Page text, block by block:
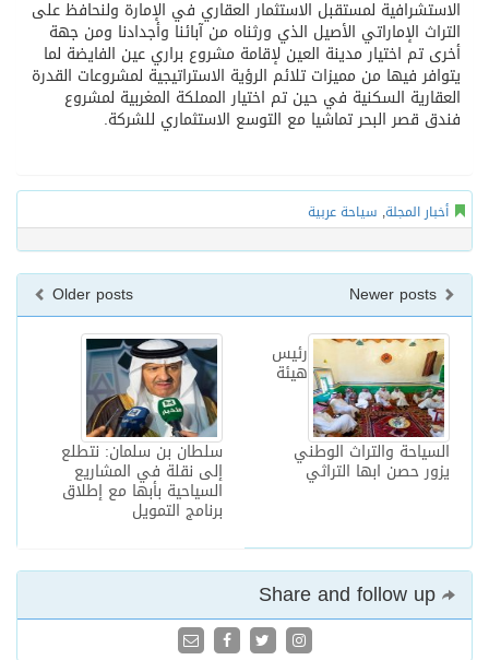
الاستشرافية لمستقبل الاستثمار العقاري في الإمارة ولنحافظ على
التراث الإماراتي الأصيل الذي ورثناه من آبائنا وأجدادنا ومن جهة
أخرى تم اختيار مدينة العين لإقامة مشروع براري عين الفايضة لما
يتوافر فيها من مميزات تلائم الرؤية الاستراتيجية لمشروعات القدرة
العقارية السكنية في حين تم اختيار المملكة المغربية لمشروع
فندق قصر البحر تماشيا مع التوسع الاستثماري للشركة.
أخبار المجلة, سياحة عربية
Older posts
سلطان بن سلمان: نتطلع
إلى نقلة في المشاريع
السياحية بأبها مع إطلاق
برنامج التمويل
رئيس
هيئة
السياحة والتراث الوطني
يزور حصن ابها التراثي